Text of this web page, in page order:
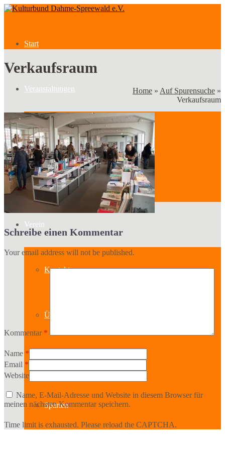
Start
Veranstaltungen
Veranstaltungen
Kategorien
Verein
Kontakt
Über uns
Geschichte
Sparten
Verkaufsraum
Home » Auf Spurensuche »
Verkaufsraum
Schreibe einen Kommentar
Your email address will not be published.
Kommentar *
Name *
Email *
Website
Name, E-Mail-Adresse und Website in diesem Browser für
meinen nächsten Kommentar speichern.
Time limit is exhausted. Please reload the CAPTCHA.